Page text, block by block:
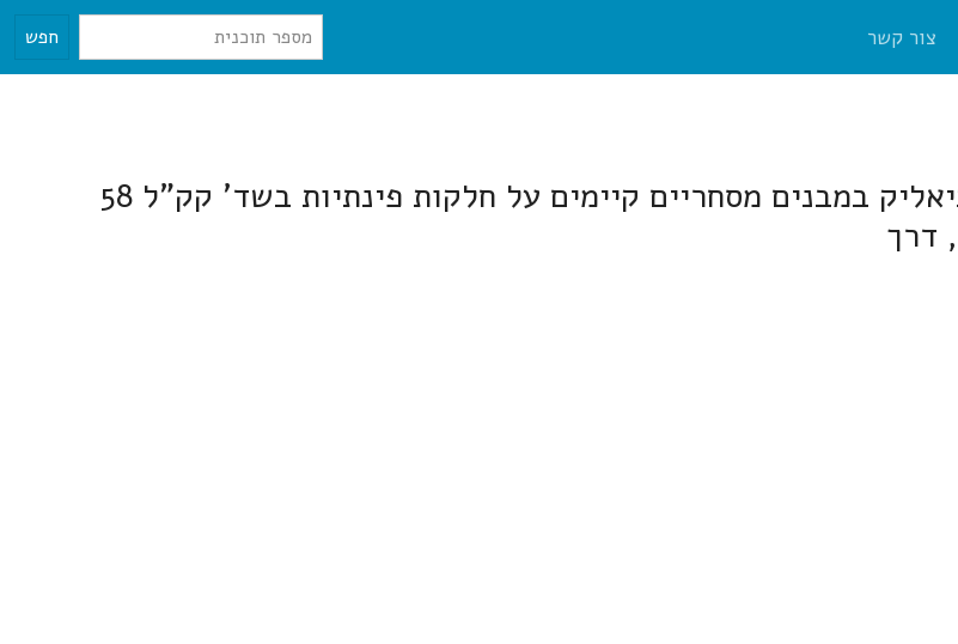
צור קשר חפש
מגורים, מסחר ותעסוקה בשד' קק"ל 58, קריית ביאליק במבנים מסחריים קיימים על חלקות פינתיות בשד' קק"ל 58